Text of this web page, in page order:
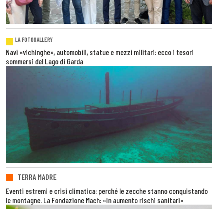
LA FOTOGALLERY
Navi «vichinghe», automobili, statue e mezzi militari: ecco i tesori
sommersi del Lago di Garda
TERRA MADRE
Eventi estremi e crisi climatica: perché le zecche stanno conquistando
le montagne. La Fondazione Mach: «In aumento rischi sanitari»